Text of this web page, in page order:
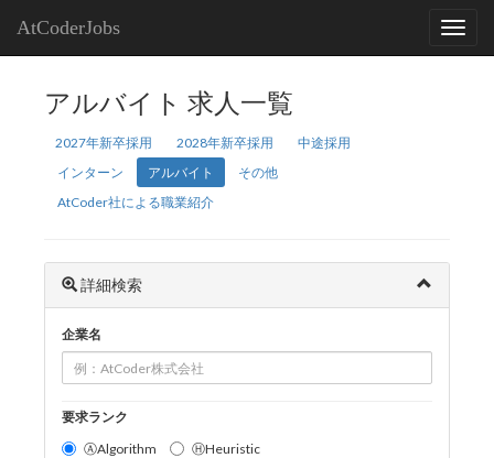
AtCoderJobs
アルバイト 求人一覧
2027年新卒採用 2028年新卒採用
中途採用
インターン
アルバイト
その他
AtCoder社による職業紹介
詳細検索
企業名
要求ランク
ⒶAlgorithm
ⒽHeuristic